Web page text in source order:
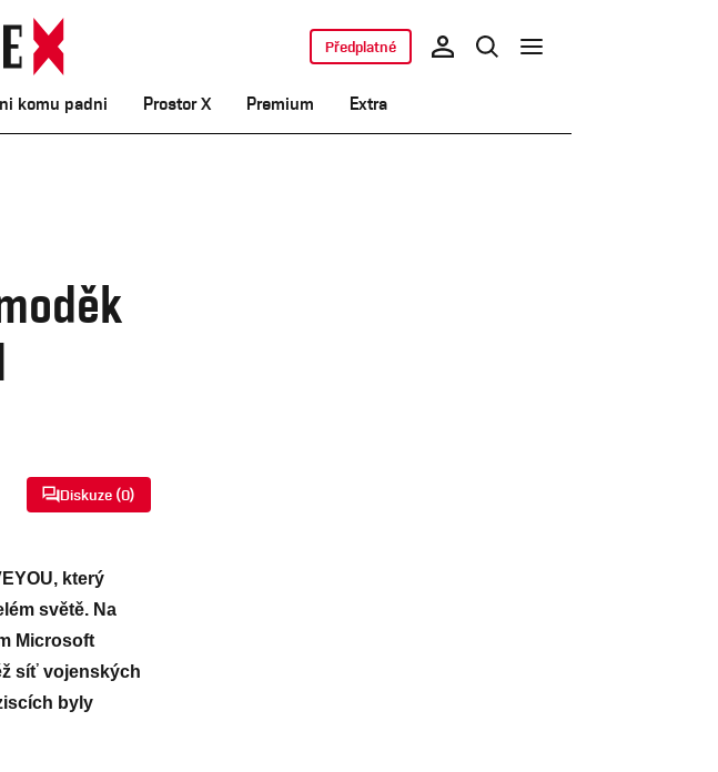
komu padni Prostor X Premium Extra
Předplatné
Diskuze (0)
který
světě. Na
Microsoft
síť vojenských
byly